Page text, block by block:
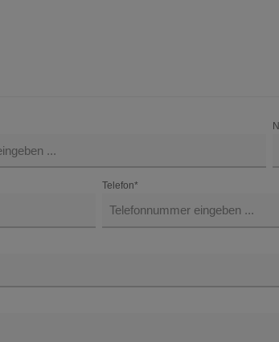
Telefon*